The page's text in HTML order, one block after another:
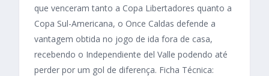
que venceram tanto a Copa Libertadores quanto a
Copa Sul-Americana, o Once Caldas defende a
vantagem obtida no jogo de ida fora de casa,
recebendo o Independiente del Valle podendo até
perder por um gol de diferença. Ficha Técnica: